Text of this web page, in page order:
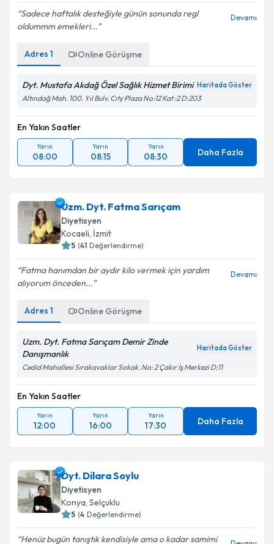
Sadece haftalık desteğiyle günün sonunda regl
oldummm emekleri...
Devamı
Adres 1 Online Görüşme
Dyt. Mustafa Akdağ Özel Sağlık Hizmet Birimi Haritada Göster
Altındağ Mah. 100. Yıl Bulv. Cıty Plaza No:12 Kat :2 D:203
En Yakın Saatler
Yarın
08:00
Yarın
08:15
Yarın
08:30 Daha Fazla
Uzm. Dyt. Fatma Sarıçam
Diyetisyen
Kocaeli, İzmit
5 (41 Değerlendirme)
Fatma hanımdan bir aydır kilo vermek için yardım
alıyorum önceden...
Devamı
Adres 1 Online Görüşme
Uzm. Dyt. Fatma Sarıçam Demir Zinde
Danışmanlık
Haritada Göster
Cedid Mahallesi Sırakavaklar Sokak. No: 2 Çakır İş Merkezi D:11
En Yakın Saatler
Yarın
12:00
Yarın
16:00
Yarın
17:30 Daha Fazla
Dyt. Dilara Soylu
Diyetisyen
Konya, Selçuklu
5 (4 Değerlendirme)
Henüz bugün tanıştık kendisiyle ama o kadar samimi